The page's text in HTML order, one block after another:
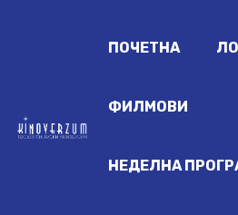
ПОЧЕТНА
ФИЛМОВИ
НЕДЕЛНА